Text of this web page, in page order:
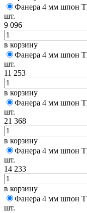
Фанера 4 мм шпон
шт.
9 096
в корзину
Фанера 4 мм шпон
шт.
11 253
в корзину
Фанера 4 мм шпон
шт.
21 368
в корзину
Фанера 4 мм шпон
шт.
14 233
в корзину
Фанера 4 мм шпон
шт.